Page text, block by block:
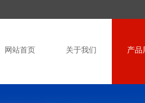
网站首页 关于我们 产品